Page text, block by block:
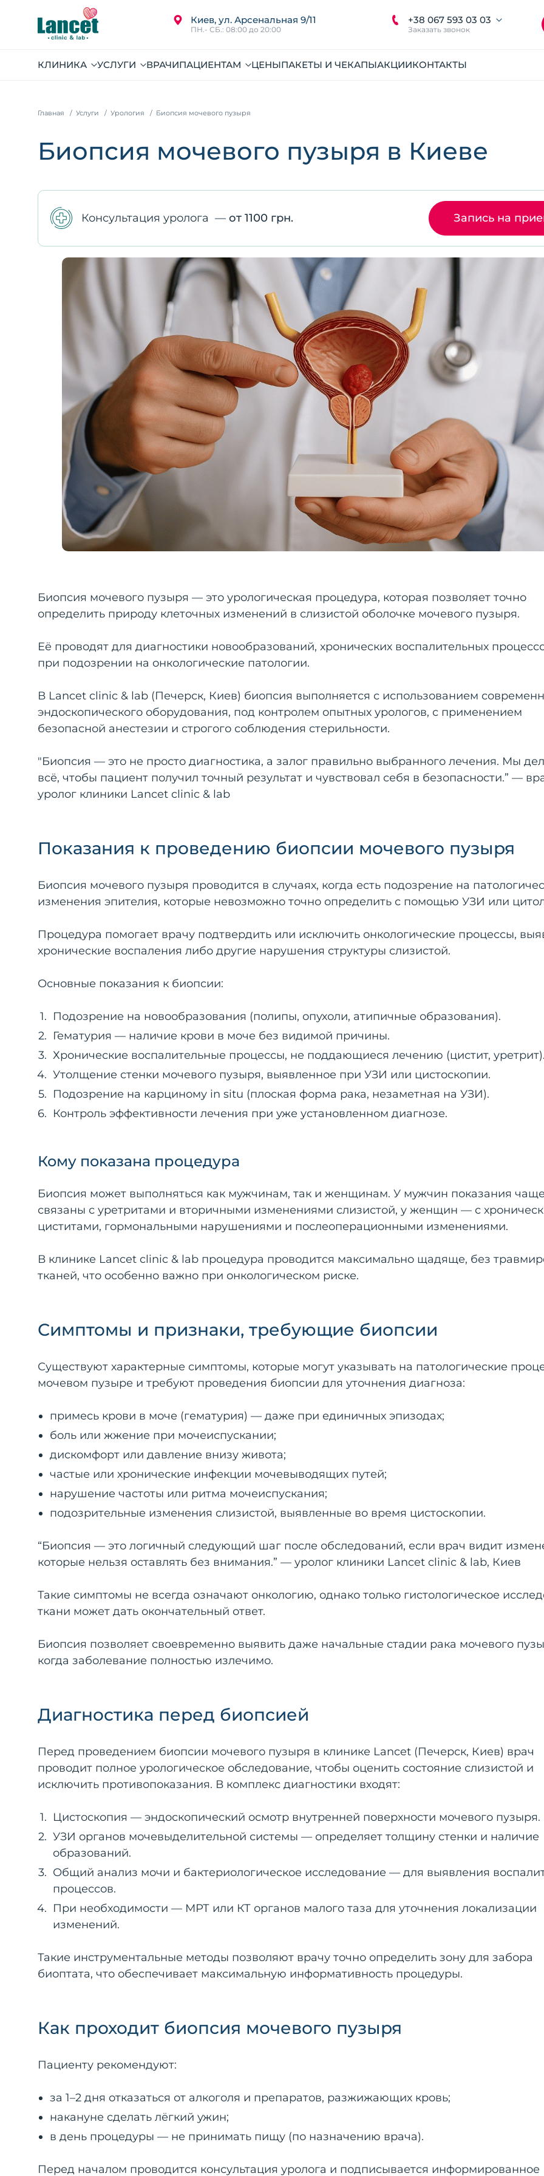
Киев, ул. Арсенальная 9/11
ПН.- СБ.: 08:00 до 20:00
+38 067 593 03 03
Заказать звонок
КЛИНИКА УСЛУГИ ВРАЧИПАЦИЕНТАМ ЦЕНЫПАКЕТЫ И ЧЕКАПЫАКЦИИКОНТАКТЫ
Главная Услуги Урология Биопсия мочевого пузыря
Биопсия мочевого пузыря в Киеве
Консультация уролога — от 1100 грн. Запись на
Биопсия мочевого пузыря — это урологическая процедура, которая позволяет точно
определить природу клеточных изменений в слизистой оболочке мочевого пузыря.
Её проводят для диагностики новообразований, хронических воспалительных
при подозрении на онкологические патологии.
В Lancet clinic & lab (Печерск, Киев) биопсия выполняется с использованием
эндоскопического оборудования, под контролем опытных урологов, с применением
безопасной анестезии и строгого соблюдения стерильности.
"Биопсия — это не просто диагностика, а залог правильно выбранного лечения. Мы
всё, чтобы пациент получил точный результат и чувствовал себя в безопасности.” —
уролог клиники Lancet clinic & lab
Показания к проведению биопсии мочевого пузыря
Биопсия мочевого пузыря проводится в случаях, когда есть подозрение на
изменения эпителия, которые невозможно точно определить с помощью УЗИ или
Процедура помогает врачу подтвердить или исключить онкологические процессы,
хронические воспаления либо другие нарушения структуры слизистой.
Основные показания к биопсии:
Подозрение на новообразования (полипы, опухоли, атипичные образования).
Гематурия — наличие крови в моче без видимой причины.
Хронические воспалительные процессы, не поддающиеся лечению (цистит, уретрит).
Утолщение стенки мочевого пузыря, выявленное при УЗИ или цистоскопии.
Подозрение на карциному in situ (плоская форма рака, незаметная на УЗИ).
Контроль эффективности лечения при уже установленном диагнозе.
Кому показана процедура
Биопсия может выполняться как мужчинам, так и женщинам. У мужчин показания чаще
связаны с уретритами и вторичными изменениями слизистой, у женщин — с
циститами, гормональными нарушениями и послеоперационными изменениями.
В клинике Lancet clinic & lab процедура проводится максимально щадяще, без
тканей, что особенно важно при онкологическом риске.
Симптомы и признаки, требующие биопсии
Существуют характерные симптомы, которые могут указывать на патологические
мочевом пузыре и требуют проведения биопсии для уточнения диагноза:
примесь крови в моче (гематурия) — даже при единичных эпизодах;
боль или жжение при мочеиспускании;
дискомфорт или давление внизу живота;
частые или хронические инфекции мочевыводящих путей;
нарушение частоты или ритма мочеиспускания;
подозрительные изменения слизистой, выявленные во время цистоскопии.
“Биопсия — это логичный следующий шаг после обследований, если врач видит
которые нельзя оставлять без внимания.” — уролог клиники Lancet clinic & lab, Киев
Такие симптомы не всегда означают онкологию, однако только гистологическое
ткани может дать окончательный ответ.
Биопсия позволяет своевременно выявить даже начальные стадии рака мочевого
когда заболевание полностью излечимо.
Диагностика перед биопсией
Перед проведением биопсии мочевого пузыря в клинике Lancet (Печерск, Киев) врач
проводит полное урологическое обследование, чтобы оценить состояние слизистой и
исключить противопоказания. В комплекс диагностики входят:
Цистоскопия — эндоскопический осмотр внутренней поверхности мочевого пузыря.
УЗИ органов мочевыделительной системы — определяет толщину стенки и наличие
образований.
Общий анализ мочи и бактериологическое исследование — для выявления
процессов.
При необходимости — МРТ или КТ органов малого таза для уточнения локализации
изменений.
Такие инструментальные методы позволяют врачу точно определить зону для забора
биоптата, что обеспечивает максимальную информативность процедуры.
Как проходит биопсия мочевого пузыря
Пациенту рекомендуют:
за 1–2 дня отказаться от алкоголя и препаратов, разжижающих кровь;
накануне сделать лёгкий ужин;
в день процедуры — не принимать пищу (по назначению врача).
Перед началом проводится консультация уролога и подписывается информированное